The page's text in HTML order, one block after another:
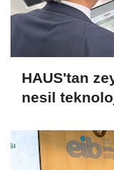
HAUS'tan
nesil